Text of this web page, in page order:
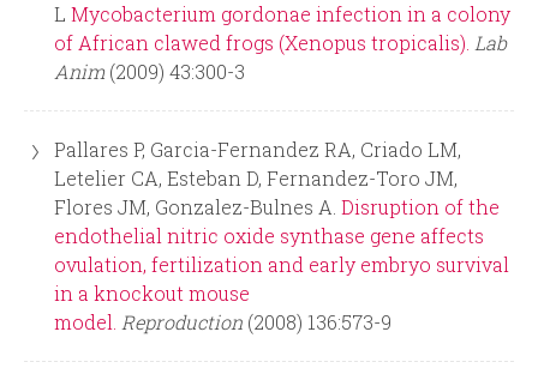
L Mycobacterium gordonae infection in a colony
of African clawed frogs (Xenopus tropicalis). Lab
Anim(2009) 43:300-3
Pallares P, Garcia-Fernandez RA, Criado LM,
Letelier CA, Esteban D, Fernandez-Toro JM,
Flores JM, Gonzalez-Bulnes A. Disruption of the
endothelial nitric oxide synthase gene affects
ovulation, fertilization and early embryo survival
in a knockout mouse
model. Reproduction (2008) 136:573-9